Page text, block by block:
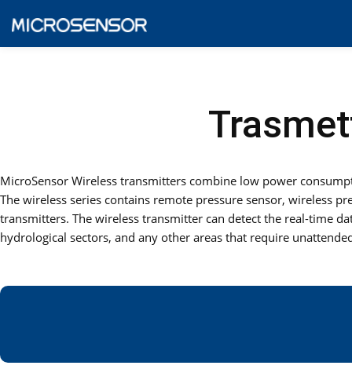
MicroSensor Wireless transmitters combine low power
The wireless series contains remote pressure sensor, wireless
transmitters. The wireless transmitter can detect the real-time
hydrological sectors, and any other areas that require